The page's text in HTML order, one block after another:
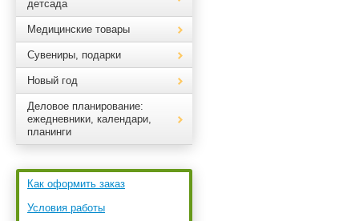
детсада
Медицинские товары
Сувениры, подарки
Новый год
Деловое планирование:
ежедневники, календари,
планинги
Как оформить заказ
Условия работы